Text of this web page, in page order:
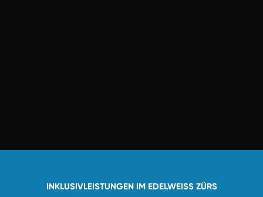
INKLUSIVLEISTUNGEN IM EDELWEISS ZÜRS